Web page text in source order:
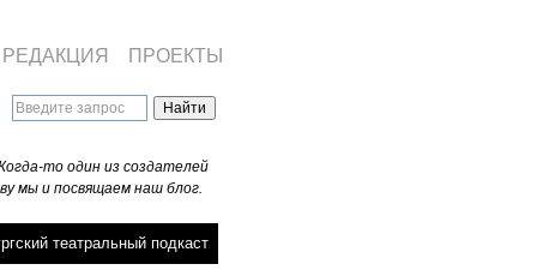
то один из создателей
мы и посвящаем наш блог.
театральный подкаст
РЕДАКЦИЯ ПРОЕКТЫ